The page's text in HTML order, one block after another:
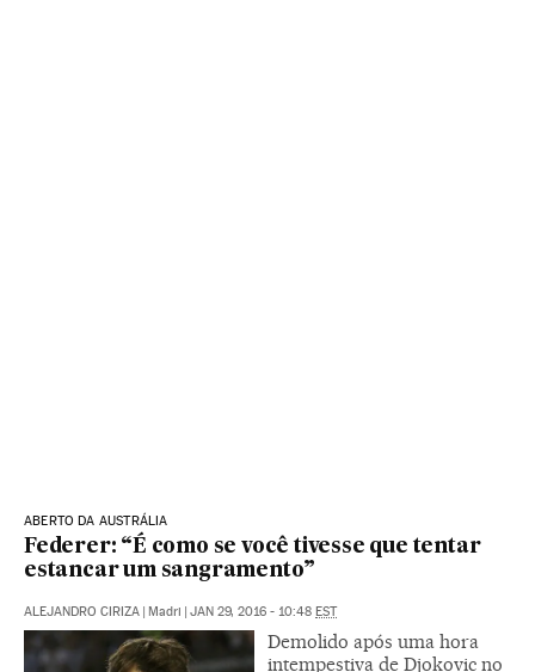
ABERTO DA AUSTRÁLIA
Federer: “É como se você tivesse que tentar
estancar um sangramento”
ALEJANDRO CIRIZA Madri JAN 29, 2016 - 10:48 EST
Demolido após uma hora
intempestiva de Djokovic no